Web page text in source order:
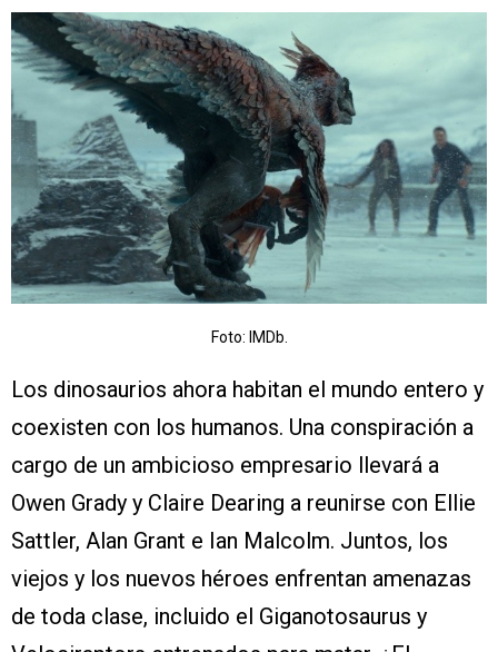
Foto: IMDb.
Los dinosaurios ahora habitan el mundo entero y
coexisten con los humanos. Una conspiración a
cargo de un ambicioso empresario llevará a
Owen Grady y Claire Dearing a reunirse con Ellie
Sattler, Alan Grant e Ian Malcolm. Juntos, los
viejos y los nuevos héroes enfrentan amenazas
de toda clase, incluido el Giganotosaurus y